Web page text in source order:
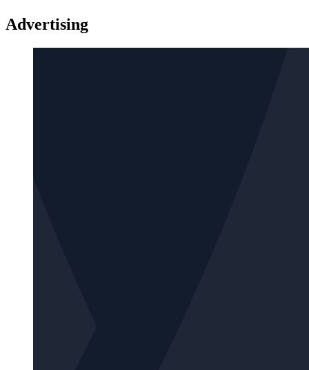
Advertising